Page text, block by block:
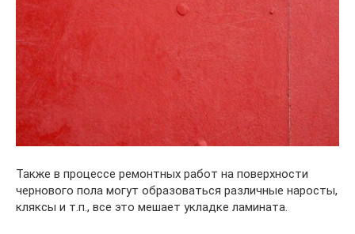
Также в процессе ремонтных работ на поверхности
чернового пола могут образоваться различные наросты,
кляксы и т.п., все это мешает укладке ламината.